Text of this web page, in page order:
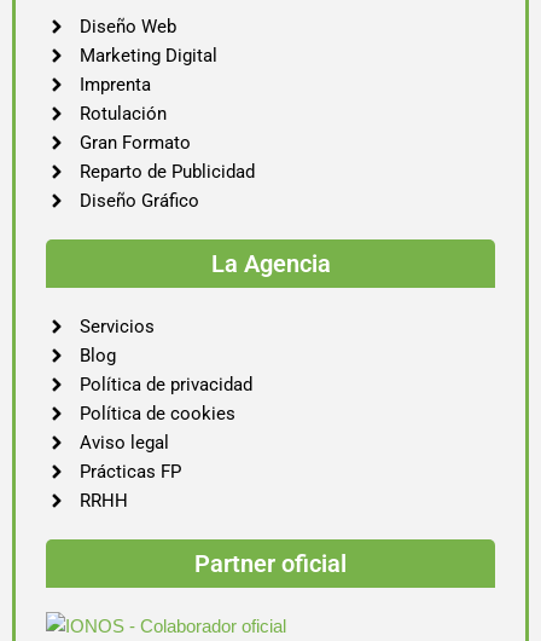
Diseño Web
Marketing Digital
Imprenta
Rotulación
Gran Formato
Reparto de Publicidad
Diseño Gráfico
La Agencia
Servicios
Blog
Política de privacidad
Política de cookies
Aviso legal
Prácticas FP
RRHH
Partner oficial